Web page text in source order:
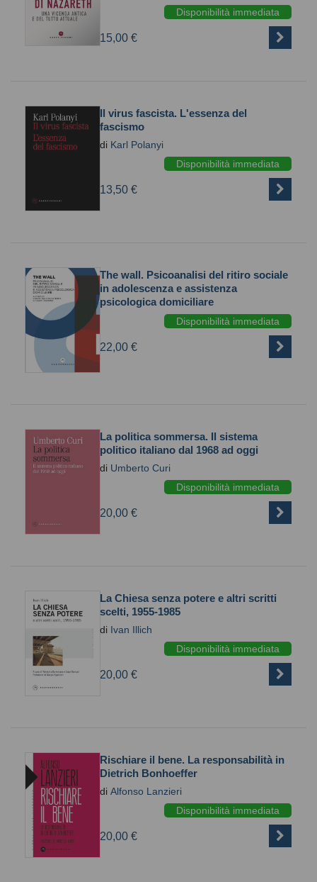
Disponibilità immediata
15,00 €
Il virus fascista. L'essenza del
fascismo
di Karl Polanyi
Disponibilità immediata
13,50 €
The wall. Psicoanalisi del ritiro sociale
in adolescenza e assistenza
psicologica domiciliare
Disponibilità immediata
22,00 €
La politica sommersa. Il sistema
politico italiano dal 1968 ad oggi
di Umberto Curi
Disponibilità immediata
20,00 €
La Chiesa senza potere e altri scritti
scelti, 1955-1985
di Ivan Illich
Disponibilità immediata
20,00 €
Rischiare il bene. La responsabilità in
Dietrich Bonhoeffer
di Alfonso Lanzieri
Disponibilità immediata
20,00 €